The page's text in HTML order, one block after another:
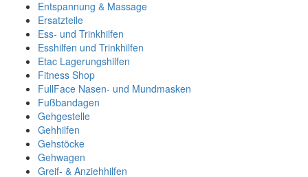
Entspannung & Massage
Ersatzteile
Ess- und Trinkhilfen
Esshilfen und Trinkhilfen
Etac Lagerungshilfen
Fitness Shop
FullFace Nasen- und Mundmasken
Fußbandagen
Gehgestelle
Gehhilfen
Gehstöcke
Gehwagen
Greif- & Anziehhilfen